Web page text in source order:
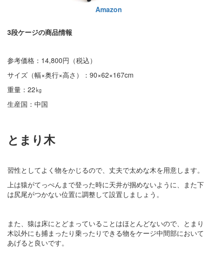
Amazon
3段ケージの商品情報
参考価格：14,800円（税込）
サイズ（幅×奥行×高さ）：90×62×167cm
重量：22㎏
生産国：中国
とまり木
習性としてよく物をかじるので、丈夫で太めな木を用意します。
上は猿がてっぺんまで登った時に天井が掴めないように、また下
は尻尾がつかない位置に調整して設置しましょう。
また、猿は床にとどまっていることはほとんどないので、とまり
木以外にも捕まったり乗ったりできる物をケージ中間部において
あげると良いです。